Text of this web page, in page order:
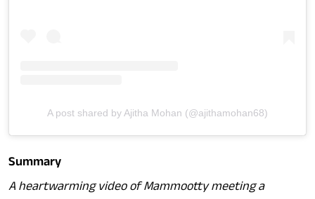
A post shared by Ajitha Mohan (@ajithamohan68)
Summary
A heartwarming video of Mammootty meeting a